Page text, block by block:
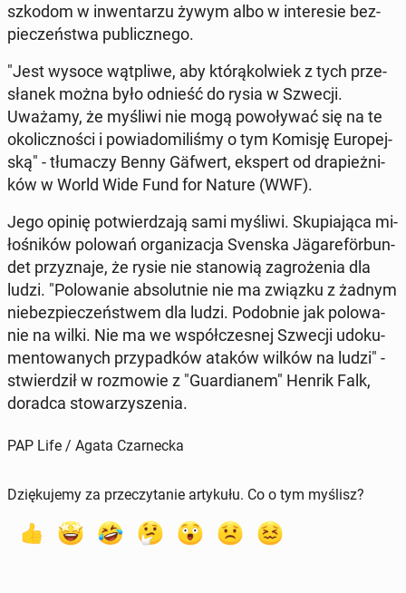
szkodom w in­wen­ta­rzu żywym albo w in­te­re­sie bez­
pie­czeń­stwa pu­blicz­ne­go.
"Jest wysoce wąt­pli­we, aby któ­rą­kol­wiek z tych prze­
sła­nek można było odnieść do rysia w Szwecji.
Uważamy, że myśliwi nie mogą po­wo­ły­wać się na te
oko­licz­no­ści i po­wia­do­mi­li­śmy o tym Komisję Eu­ro­pej­
ską" - tłu­ma­czy Benny Gäfwert, ekspert od dra­pież­ni­
ków w World Wide Fund for Nature (WWF).
Jego opinię po­twier­dza­ją sami myśliwi. Sku­pia­ją­ca mi­
ło­śni­ków polowań or­ga­ni­za­cja Svenska Jäga­re­för­bun­
det przy­zna­je, że rysie nie sta­no­wią za­gro­że­nia dla
ludzi. "Po­lo­wa­nie ab­so­lut­nie nie ma związku z żadnym
nie­bez­pie­czeń­stwem dla ludzi. Po­dob­nie jak po­lo­wa­
nie na wilki. Nie ma we współ­cze­snej Szwecji udo­ku­
men­to­wa­nych przy­pad­ków ataków wilków na ludzi" -
stwier­dził w roz­mo­wie z "Gu­ar­dia­nem" Henrik Falk,
doradca sto­wa­rzy­sze­nia.
PAP Life / Agata Czarnecka
Dziękujemy za przeczytanie artykułu. Co o tym myślisz?